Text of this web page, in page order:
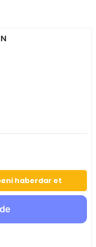
haberdar et